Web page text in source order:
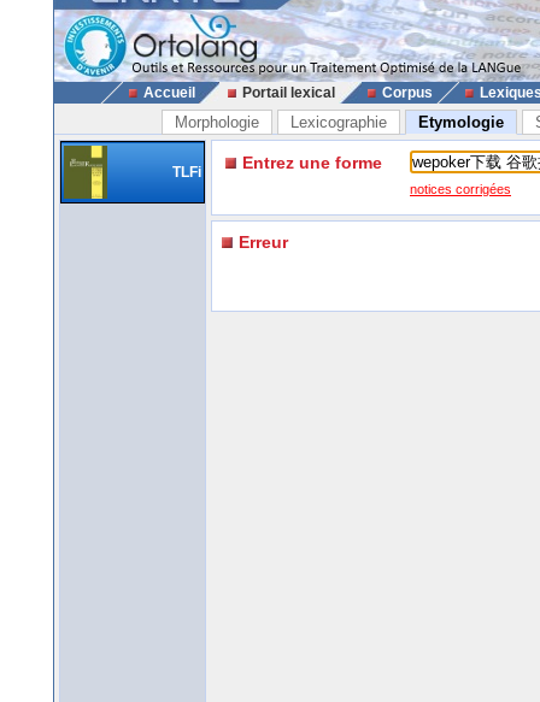
Accueil Portail lexical Corpus
Morphologie Lexicographie Etymologie
TLFi Entrez une forme
notices corrigées
Erreur